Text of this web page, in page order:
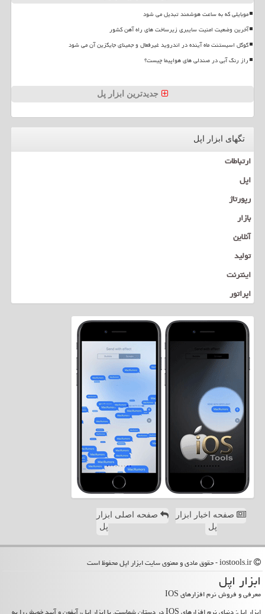
موبایلی که به ساعت هوشمند تبدیل می شود
آخرین وضعیت امنیت سایبری زیرساخت های راه آهن کشور
گوگل اسیستنت ماه آینده در اندروید غیرفعال و جمینای جایگزین آن می شود
راز رنگ آبی در صندلی های هواپیما چیست؟
جدیدترین ابزار پل
تگهای ابزار اپل
ارتباطات
اپل
رپورتاژ
بازار
آنلاین
تولید
اینترنت
اپراتور
صفحه اخبار ابزار
پل
صفحه اصلی ابزار
پل
ابزار اپل
معرفی و فروش نرم افزارهای IOS